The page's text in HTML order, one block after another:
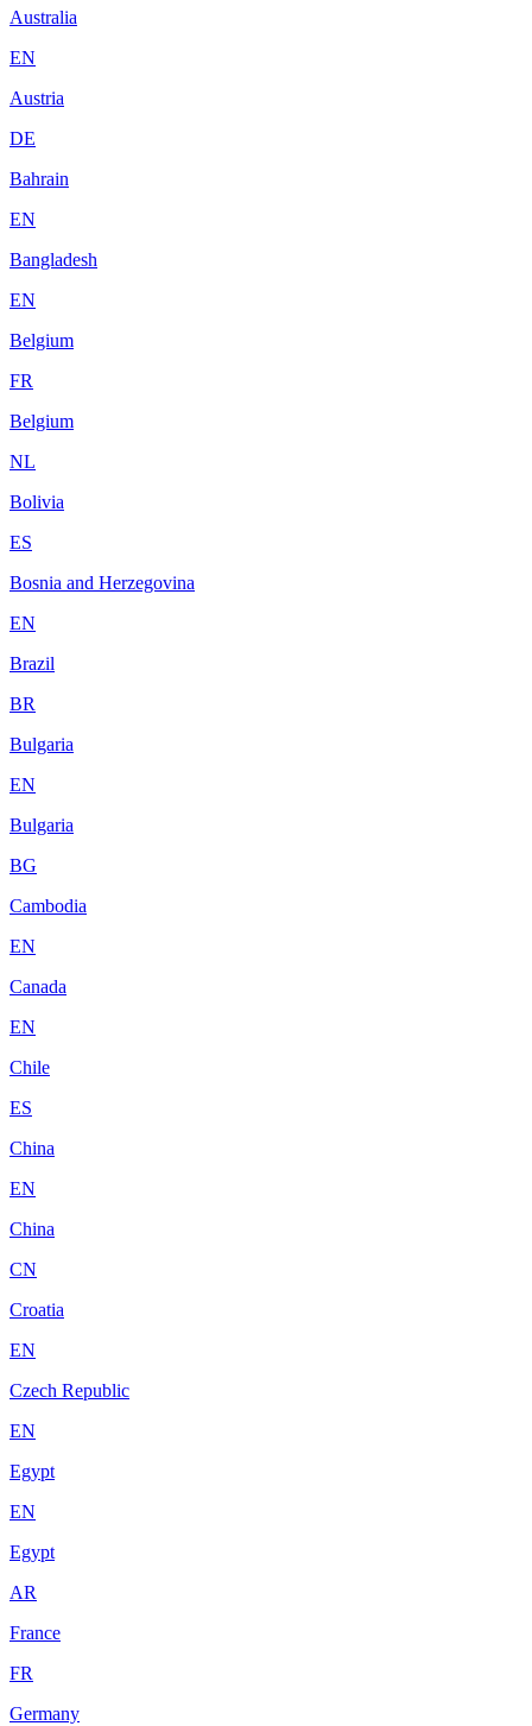
Australia
EN
Austria
DE
Bahrain
EN
Bangladesh
EN
Belgium
FR
Belgium
NL
Bolivia
ES
Bosnia and Herzegovina
EN
Brazil
BR
Bulgaria
EN
Bulgaria
BG
Cambodia
EN
Canada
EN
Chile
ES
China
EN
China
CN
Croatia
EN
Czech Republic
EN
Egypt
EN
Egypt
AR
France
FR
Germany